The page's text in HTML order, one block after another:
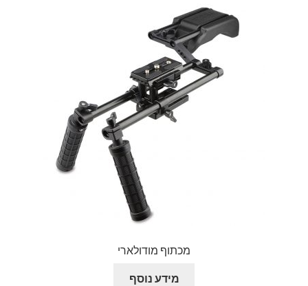
מכתוף מודולארי
מידע נוסף